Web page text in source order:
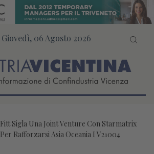
Giovedì, 06 Agosto 2026
Fitt Sigla Una Joint Venture Con Starmatrix
Per Rafforzarsi Asia Oceania I V21004